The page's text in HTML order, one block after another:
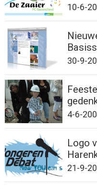
10-6-
30-9-
4-6-
Logo
21-9-